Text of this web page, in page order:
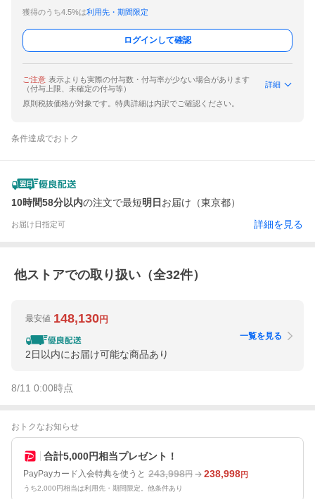
獲得のうち4.5%は利用先・期間限定
ログインして確認
ご注意 表示よりも実際の付与数・付与率が少ない場合があります
（付与上限、未確定の付与等）
詳細
原則税抜価格が対象です。特典詳細は内訳でご確認ください。
条件達成でおトク
10時間58分以内の注文で最短明日 お届け（東京都）
お届け日指定可 詳細を見る
他ストアでの取り扱い（全32件）
最安値 148,130円
2日以内にお届け可能な商品あり
一覧を見る
8/11 0:00時点
おトクなお知らせ
合計5,000円相当プレゼント！
PayPayカード入会特典を使うと 243,998円 238,998円
うち2,000円相当は利用先・期間限定。他条件あり